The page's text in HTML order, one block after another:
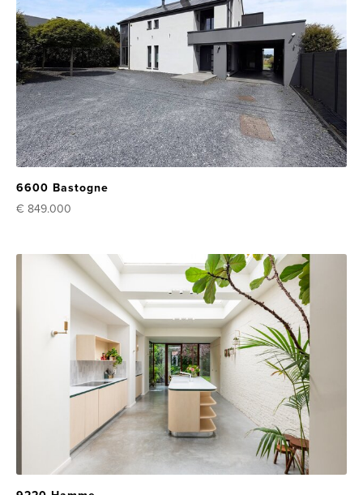
6600 Bastogne
€ 849.000